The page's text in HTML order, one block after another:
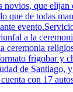
que elijan
de todas
a la
ceremonia
frigobar y
de
con 17